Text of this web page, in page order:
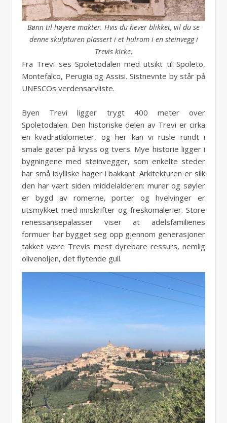
Bønn til høyere makter. Hvis du hever blikket, vil du se
denne skulpturen plassert i et hulrom i en steinvegg i
Trevis kirke.
Fra Trevi ses Spoletodalen med utsikt til Spoleto,
Montefalco, Perugia og Assisi. Sistnevnte by står på
UNESCOs verdensarvliste.
Byen Trevi ligger trygt 400 meter over
Spoletodalen. Den historiske delen av Trevi er cirka
en kvadratkilometer, og her kan vi rusle rundt i
smale gater på kryss og tvers. Mye historie ligger i
bygningene med steinvegger, som enkelte steder
har små idylliske hager i bakkant. Arkitekturen er slik
den har vært siden middelalderen: murer og søyler
er bygd av romerne, porter og hvelvinger er
utsmykket med innskrifter og freskomalerier. Store
renessansepalasser viser at adelsfamilienes
formuer har bygget seg opp gjennom generasjoner
takket være Trevis mest dyrebare ressurs, nemlig
olivenoljen, det flytende gull.